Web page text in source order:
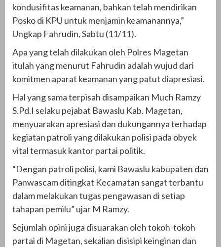
kondusifitas keamanan, bahkan telah mendirikan
Posko di KPU untuk menjamin keamanannya,”
Ungkap Fahrudin, Sabtu (11/11).
Apa yang telah dilakukan oleh Polres Magetan
itulah yang menurut Fahrudin adalah wujud dari
komitmen aparat keamanan yang patut diapresiasi.
Hal yang sama terpisah disampaikan Much Ramzy
S.Pd.I selaku pejabat Bawaslu Kab. Magetan,
menyuarakan apresiasi dan dukungannya terhadap
kegiatan patroli yang dilakukan polisi pada obyek
vital termasuk kantor partai politik.
“Dengan patroli polisi, kami Bawaslu kabupaten dan
Panwascam ditingkat Kecamatan sangat terbantu
dalam melakukan tugas pengawasan di setiap
tahapan pemilu” ujar M Ramzy.
Sejumlah opini juga disuarakan oleh tokoh-tokoh
partai di Magetan, sekalian disisipi keinginan dan